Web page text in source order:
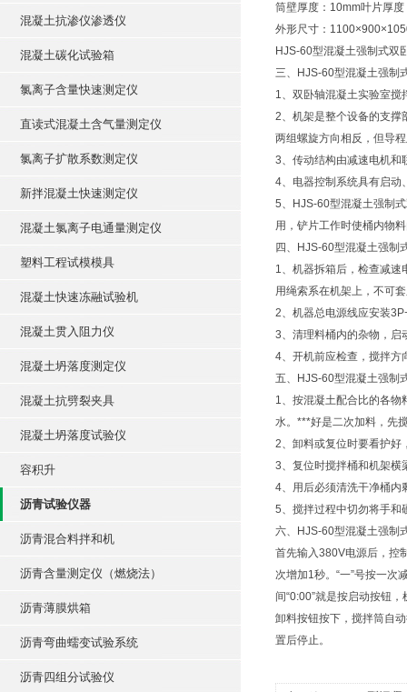
混凝土抗渗仪渗透仪
混凝土碳化试验箱
氯离子含量快速测定仪
直读式混凝土含气量测定仪
氯离子扩散系数测定仪
新拌混凝土快速测定仪
混凝土氯离子电通量测定仪
塑料工程试模模具
混凝土快速冻融试验机
混凝土贯入阻力仪
混凝土坍落度测定仪
混凝土抗劈裂夹具
混凝土坍落度试验仪
容积升
沥青试验仪器
沥青混合料拌和机
沥青含量测定仪（燃烧法）
沥青薄膜烘箱
沥青弯曲蠕变试验系统
沥青四组分试验仪
筒壁厚度：10mm叶片厚
外形尺寸：
HJS-60型混凝土强制式双
三、HJS-60型混凝土强制
1、双卧轴混凝土实验室搅
2、机架是整个设备的支撑
两组螺旋方向相反，但导
3、传动结构由减速电机和
4、电器控制系统具有启动
5、HJS-60型混凝土强制
用，铲片工作时使桶内物
四、HJS-60型混凝土强制
1、机器拆箱后，检查减速
用绳索系在机架上，不可
2、机器总电源线应安装
3、清理料桶内的杂物，启
4、开机前应检查，搅拌方
五、HJS-60型混凝土强制
1、按混凝土配合比的各物
水。***好是二次加料，先
2、卸料或复位时要看护好
3、复位时搅拌桶和机架横
4、用后必须清洗干净桶内
5、搅拌过程中切勿将手和
六、HJS-60型混凝土强制
首先输入380V电源后，控
次增加1秒。“一”号按一
间“0:00”就是按启动按钮
卸料按钮按下，搅拌筒自
置后停止。